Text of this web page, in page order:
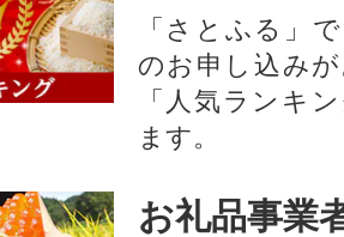
「さとふる」
のお申し込み
「人気ランキ
ます。
お礼品事業